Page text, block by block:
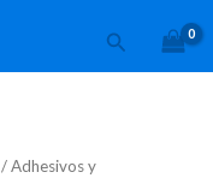
Buscar
/Adhesivos y